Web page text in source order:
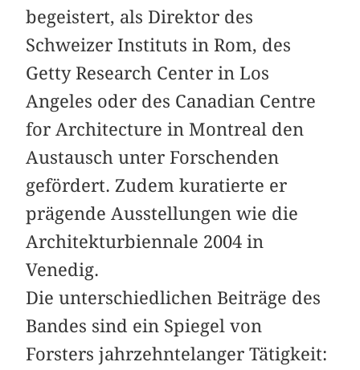
begeistert, als Direktor des
Schweizer Instituts in Rom, des
Getty Research Center in Los
Angeles oder des Canadian Centre
for Architecture in Montreal den
Austausch unter Forschenden
gefördert. Zudem kuratierte er
prägende Ausstellungen wie die
Architekturbiennale 2004 in
Venedig.
Die unterschiedlichen Beiträge des
Bandes sind ein Spiegel von
Forsters jahrzehntelanger Tätigkeit: